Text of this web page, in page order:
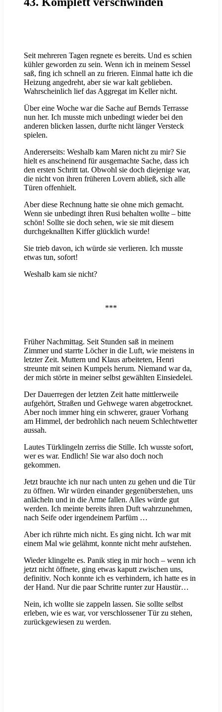
Seit mehreren Tagen regnete es bereits. Und es schien
kühler geworden zu sein. Wenn ich in meinem Sessel
saß, fing ich schnell an zu frieren. Einmal hatte ich die
Heizung angedreht, aber sie war kalt geblieben.
Wahrscheinlich lief das Aggregat im Keller nicht.
Über eine Woche war die Sache auf Bernds Terrasse
nun her. Ich musste mich unbedingt wieder bei den
anderen blicken lassen, durfte nicht länger Versteck
spielen.
Andererseits: Weshalb kam Maren nicht zu mir? Sie
hielt es anscheinend für ausgemachte Sache, dass ich
den ersten Schritt tat. Obwohl sie doch diejenige war,
die nicht von ihren früheren Lovern abließ, sich alle
Türen offenhielt.
Aber diese Rechnung hatte sie ohne mich gemacht.
Wenn sie unbedingt ihren Rusi behalten wollte – bitte
schön! Sollte sie doch sehen, wie sie mit diesem
durchgeknallten Kiffer glücklich wurde!
Sie trieb davon, ich würde sie verlieren. Ich musste
etwas tun, sofort!
Weshalb kam sie nicht?
***
Früher Nachmittag. Seit Stunden saß in meinem
Zimmer und starrte Löcher in die Luft, wie meistens in
letzter Zeit. Muttern und Klaus arbeiteten, Henri
streunte mit seinen Kumpels herum. Niemand war da,
der mich störte in meiner selbst gewählten Einsiedelei.
Der Dauerregen der letzten Zeit hatte mittlerweile
aufgehört, Straßen und Gehwege waren abgetrocknet.
Aber noch immer hing ein schwerer, grauer Vorhang
am Himmel, der bedrohlich nach neuem Schlechtwetter
aussah.
Lautes Türklingeln zerriss die Stille. Ich wusste sofort,
wer es war. Endlich! Sie war also doch noch
gekommen.
Jetzt brauchte ich nur nach unten zu gehen und die Tür
zu öffnen. Wir würden einander gegenüberstehen, uns
anlächeln und in die Arme fallen. Alles würde gut
werden. Ich meinte bereits ihren Duft wahrzunehmen,
nach Seife oder irgendeinem Parfüm …
Aber ich rührte mich nicht. Es ging nicht. Ich war mit
einem Mal wie gelähmt, konnte nicht mehr aufstehen.
Wieder klingelte es. Panik stieg in mir hoch – wenn ich
jetzt nicht öffnete, ging etwas kaputt zwischen uns,
definitiv. Noch konnte ich es verhindern, ich hatte es in
der Hand. Nur die paar Schritte runter zur Haustür…
Nein, ich wollte sie zappeln lassen. Sie sollte selbst
erleben, wie es war, vor verschlossener Tür zu stehen,
zurückgewiesen zu werden.